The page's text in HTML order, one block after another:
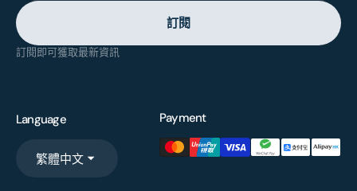
訂閱
訂閱即可獲取最新資訊
Language
繁體中文
Payment